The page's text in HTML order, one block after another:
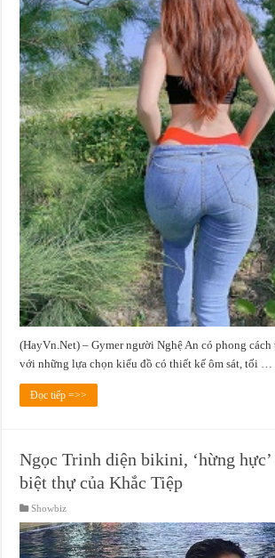
(HayVn.Net) – Gymer người Nghệ An có phong
với những lựa chọn kiểu đồ có thiết kế ôm sát, tối …
Đọc tiếp =>>
Ngọc Trinh diện bikini, ‘hừng
biệt thự của Khắc Tiệp
Showbiz